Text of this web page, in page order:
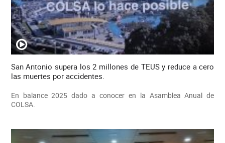
San Antonio supera los 2 millones de TEUS y reduce a cero
las muertes por accidentes.
En balance 2025 dado a conocer en la Asamblea Anual de
COLSA.